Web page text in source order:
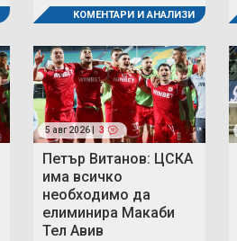
КОМЕНТАРИ И АНАЛИЗИ
5 авг 2026 | 3
Петър Витанов: ЦСКА
има всичко
необходимо да
елиминира Макаби
Тел Авив